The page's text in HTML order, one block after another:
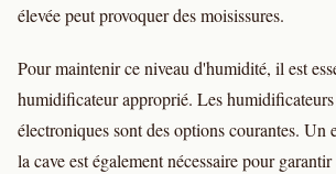
élevée peut provoquer des moisissures.
Pour maintenir ce niveau d'humidité, il est
humidificateur approprié. Les
électroniques sont des options courantes. Un
la cave est également nécessaire pour